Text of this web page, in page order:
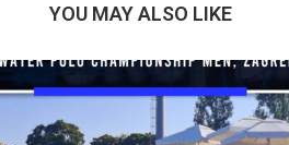
YOU MAY ALSO LIKE